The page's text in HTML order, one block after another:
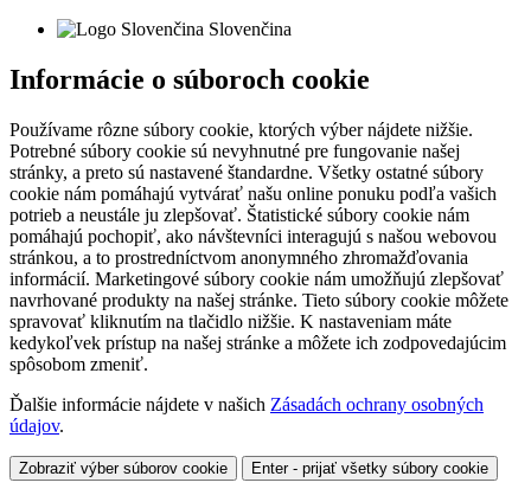
Slovenčina
Informácie o súboroch cookie
Používame rôzne súbory cookie, ktorých výber nájdete nižšie.
Potrebné súbory cookie sú nevyhnutné pre fungovanie našej
stránky, a preto sú nastavené štandardne. Všetky ostatné súbory
cookie nám pomáhajú vytvárať našu online ponuku podľa vašich
potrieb a neustále ju zlepšovať. Štatistické súbory cookie nám
pomáhajú pochopiť, ako návštevníci interagujú s našou webovou
stránkou, a to prostredníctvom anonymného zhromažďovania
informácií. Marketingové súbory cookie nám umožňujú zlepšovať
navrhované produkty na našej stránke. Tieto súbory cookie môžete
spravovať kliknutím na tlačidlo nižšie. K nastaveniam máte
kedykoľvek prístup na našej stránke a môžete ich zodpovedajúcim
spôsobom zmeniť.
Ďalšie informácie nájdete v našich Zásadách ochrany osobných
údajov.
Zobraziť výber súborov cookie Enter - prijať všetky súbory cookie